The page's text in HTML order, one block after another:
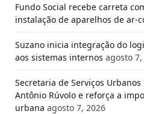
Fundo Social recebe carreta
instalação de aparelhos de ar-
Suzano inicia integração do
aos sistemas internos agosto
Secretaria de Serviços
Antônio Rúvolo e reforça a
urbana agosto 7, 2026